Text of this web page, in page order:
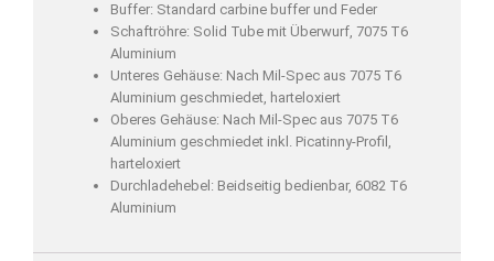
Buffer: Standard carbine buffer und Feder
Schaftröhre: Solid Tube mit Überwurf, 7075 T6
Aluminium
Unteres Gehäuse: Nach Mil-Spec aus 7075 T6
Aluminium geschmiedet, harteloxiert
Oberes Gehäuse: Nach Mil-Spec aus 7075 T6
Aluminium geschmiedet inkl. Picatinny-Profil,
harteloxiert
Durchladehebel: Beidseitig bedienbar, 6082 T6
Aluminium